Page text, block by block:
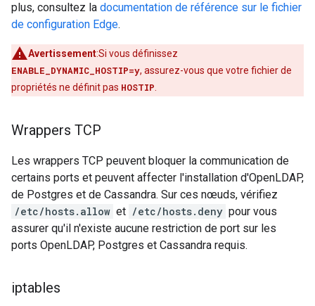
plus, consultez la documentation de référence sur le fichier
de configuration Edge.
Avertissement:Si vous définissez
ENABLE_DYNAMIC_HOSTIP=y, assurez-vous que votre fichier de
propriétés ne définit pas HOSTIP
Wrappers TCP
Les wrappers TCP peuvent bloquer la communication de
certains ports et peuvent affecter l'installation d'OpenLDAP,
de Postgres et de Cassandra. Sur ces nœuds, vérifiez
/etc/hosts.allow et /etc/hosts.deny pour vous
assurer qu'il n'existe aucune restriction de port sur les
ports OpenLDAP, Postgres et Cassandra requis.
iptables